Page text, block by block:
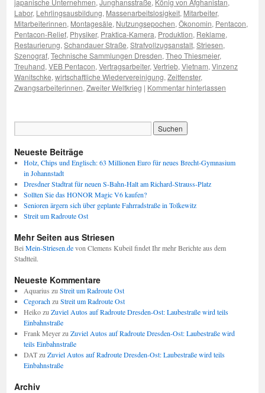
japanische Unternehmen, Junghansstraße, König von Afghanistan,
Labor, Lehrlingsausbildung, Massenarbeitslosigkeit, Mitarbeiter,
Mitarbeiterinnen, Montagesäle, Nutzungsepochen, Ökonomin, Pentacon,
Pentacon-Relief, Physiker, Praktica-Kamera, Produktion, Reklame,
Restaurierung, Schandauer Straße, Strafvollzugsanstalt, Striesen,
Szenograf, Technische Sammlungen Dresden, Theo Thiesmeier,
Treuhand, VEB Pentacon, Vertragsarbeiter, Vertrieb, Vietnam, Vinzenz
Wanitschke, wirtschaftliche Wiedervereinigung, Zeitfenster,
Zwangsarbeiterinnen, Zweiter Weltkrieg | Kommentar hinterlassen
Neueste Beiträge
Holz, Chips und Englisch: 63 Millionen Euro für neues Brecht-Gymnasium
in Johannstadt
Dresdner Stadtrat für neuen S-Bahn-Halt am Richard-Strauss-Platz
Sollten Sie das HONOR Magic V6 kaufen?
Senioren ärgern sich über geplante Fahrradstraße in Tolkewitz
Streit um Radroute Ost
Mehr Seiten aus Striesen
Bei Mein-Striesen.devon Clemens Kubeil findet Ihr mehr Berichte aus dem
Stadtteil.
Neueste Kommentare
Aquarius zu Streit um Radroute Ost
Cegorachzu Streit um Radroute Ost
Heikozu Zuviel Autos auf Radroute Dresden-Ost: Laubestraße wird teils
Einbahnstraße
Frank Meyerzu Zuviel Autos auf Radroute Dresden-Ost: Laubestraße wird
teils Einbahnstraße
DATzu Zuviel Autos auf Radroute Dresden-Ost: Laubestraße wird teils
Einbahnstraße
Archiv